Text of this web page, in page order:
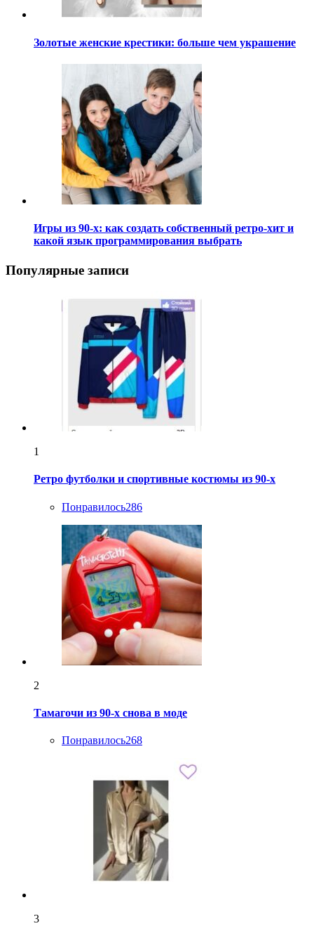
Золотые женские крестики: больше чем украшение
Игры из 90-х: как создать собственный ретро-хит и
какой язык программирования выбрать
Популярные записи
1
Ретро футболки и спортивные костюмы из 90-х
Понравилось286
2
Тамагочи из 90-х снова в моде
Понравилось268
3